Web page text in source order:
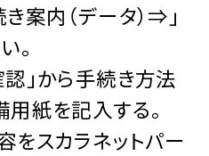
案内（データ）⇒」
。
」から手続き方法
紙を記入する。
スカラネットパー